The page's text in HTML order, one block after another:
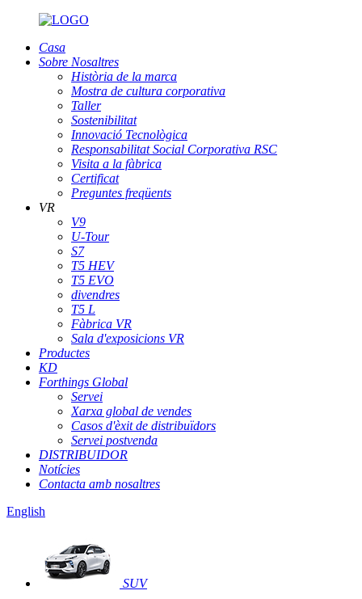
Casa
Sobre Nosaltres
Història de la marca
Mostra de cultura corporativa
Taller
Sostenibilitat
Innovació Tecnològica
Responsabilitat Social Corporativa RSC
Visita a la fàbrica
Certificat
Preguntes freqüents
VR
V9
U-Tour
S7
T5 HEV
T5 EVO
divendres
T5 L
Fàbrica VR
Sala d'exposicions VR
Productes
KD
Forthings Global
Servei
Xarxa global de vendes
Casos d'èxit de distribuïdors
Servei postvenda
DISTRIBUIDOR
Notícies
Contacta amb nosaltres
English
SUV